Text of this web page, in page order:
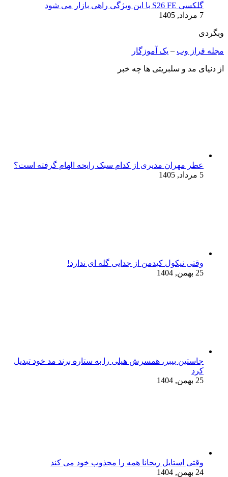
گلکسی S26 FE با این ویژگی راهی بازار می شود
7 مرداد, 1405
وبگردی
مجله فراز وب – یک آموزگار
از دنیای مد و سلبریتی ها چه خبر
عطر مهران مدیری از کدام سبک رایحه الهام گرفته است؟
5 مرداد, 1405
وقتی نیکول کیدمن از جدایی گله ای ندارد!
25 بهمن, 1404
جاستین بیبر، همسرش هیلی را به ستاره برند مد خود تبدیل
کرد
25 بهمن, 1404
وقتی استایل ریحانا همه را مجذوب خود می‌ کند
24 بهمن, 1404